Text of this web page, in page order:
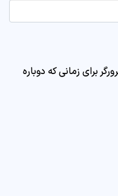
برای زمانی که دوباره